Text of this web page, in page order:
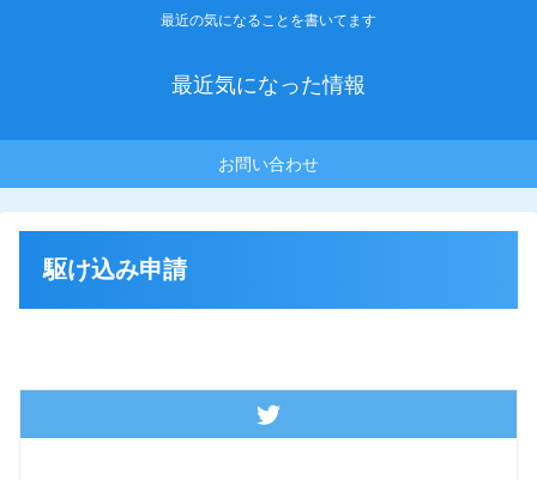
最近の気になることを書いてます
最近気になった情報
お問い合わせ
駆け込み申請